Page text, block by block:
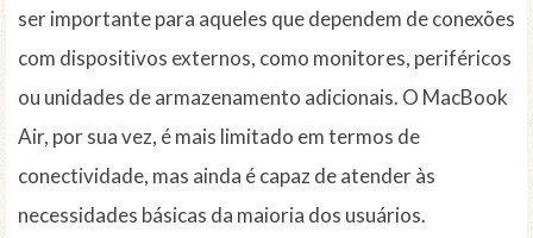
ser importante para aqueles que dependem de conexões
com dispositivos externos, como monitores, periféricos
ou unidades de armazenamento adicionais. O MacBook
Air, por sua vez, é mais limitado em termos de
conectividade, mas ainda é capaz de atender às
necessidades básicas da maioria dos usuários.